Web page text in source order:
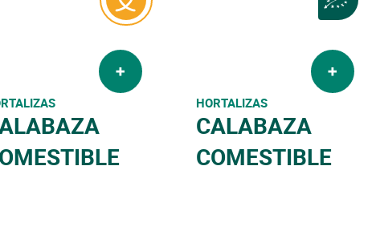
HORTALIZAS
CALABAZA
COMESTIBLE